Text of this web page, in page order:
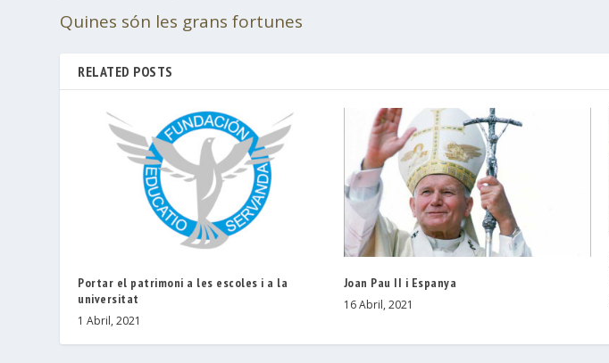
Quines són les grans fortunes
RELATED POSTS
Portar el patrimoni a les escoles i a la
universitat
1 Abril, 2021
Joan Pau II i Espanya
16 Abril, 2021